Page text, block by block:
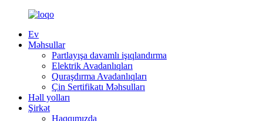
Ev
Məhsullar
Partlayışa davamlı işıqlandırma
Elektrik Avadanlıqları
Quraşdırma Avadanlıqları
Çin Sertifikatı Məhsulları
Həll yolları
Şirkət
Haqqımızda